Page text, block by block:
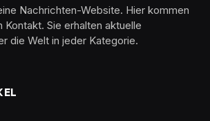
Nachrichten-Website. Hier kommen
Kontakt. Sie erhalten aktuelle
die Welt in jeder Kategorie.